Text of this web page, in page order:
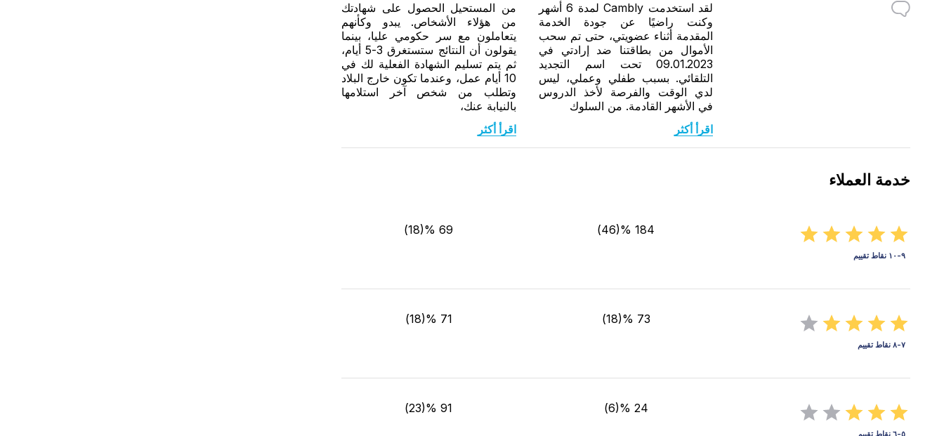
لقد استخدمت Cambly لمدة 6 أشهر
وكنت راضيًا عن جودة الخدمة
المقدمة أثناء عضويتي، حتى تم سحب
الأموال من بطاقتنا ضد إرادتي في
09.01.2023 تحت اسم التجديد
التلقائي. بسبب طفلي وعملي، ليس
لدي الوقت والفرصة لأخذ الدروس
في الأشهر القادمة. من السلوك
اقرأ أكثر
من المستحيل الحصول على شهادتك
من هؤلاء الأشخاص. يبدو وكأنهم
يتعاملون مع سر حكومي عليا، بينما
يقولون أن النتائج ستستغرق 3-5 أيام،
ثم يتم تسليم الشهادة الفعلية لك في
10 أيام عمل، وعندما تكون خارج البلاد
وتطلب من شخص آخر استلامها
بالنيابة عنك،
اقرأ أكثر
خدمة العملاء
٩-١٠ نقاط تقييم
184 %(46)
69 %(18)
٧-٨ نقاط تقييم
73 %(18)
71 %(18)
٥-٦ نقاط تقييم
24 %(6)
91 %(23)